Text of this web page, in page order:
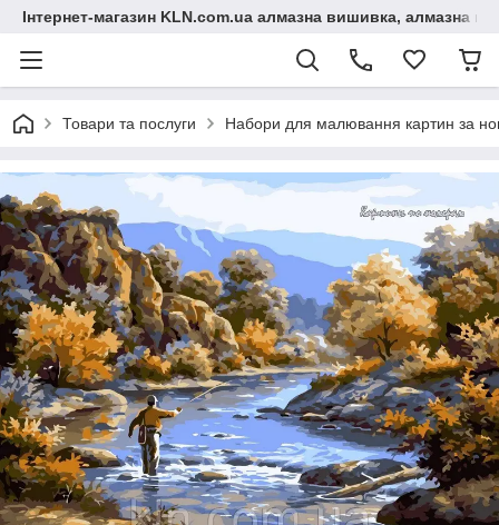
Інтернет-магазин KLN.com.ua алмазна вишивка, алмазна
Товари та послуги Набори для малювання картин за